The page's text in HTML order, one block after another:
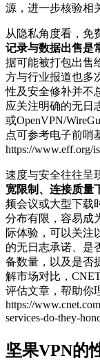
源，进一步核验相
从隐私角度看，免
记录与数据出售是
据可能被打包出售
方与行业报道也多
性及安全修补并不
应关注明确的无日
或OpenVPN/
点可参考电子前哨
https://www.eff.org/
速度与安全往往呈
宽限制、连接质量
频会议或大型下载
分布有限，容易成
际体验，可以关注
的无日志承诺、是
备数量，以及是否
解市场对比，
评估文章，帮助你
https://
services-do-they-
坚果VPN的